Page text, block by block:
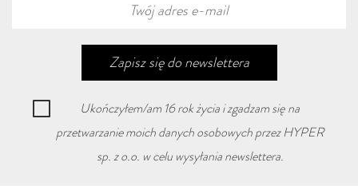
Zapisz siędo newslettera
Ukończyłem/am 16 rok życia i zgadzam się na
przetwarzanie moich danych osobowych przez HYPER
sp. z o.o. w celu wysyłania newslettera.